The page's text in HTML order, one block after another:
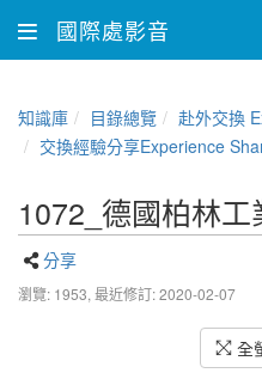
國際處影音
知識庫 目錄總覽
赴外交換
交換經驗分享Experience Sharing of NCHU Exchange
1072_德國柏林工
分享
瀏覽: 1953, 最近修訂: 2020-02-07
全